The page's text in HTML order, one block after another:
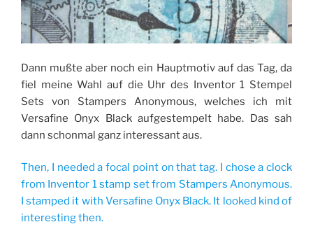
Dann mußte aber noch ein Hauptmotiv auf das Tag, da
fiel meine Wahl auf die Uhr des Inventor 1 Stempel
Sets von Stampers Anonymous, welches ich mit
Versafine Onyx Black aufgestempelt habe. Das sah
dann schonmal ganz interessant aus.
Then, I needed a focal point on that tag. I chose a clock
from Inventor 1 stamp set from Stampers Anonymous.
I stamped it with Versafine Onyx Black. It looked kind of
interesting then.